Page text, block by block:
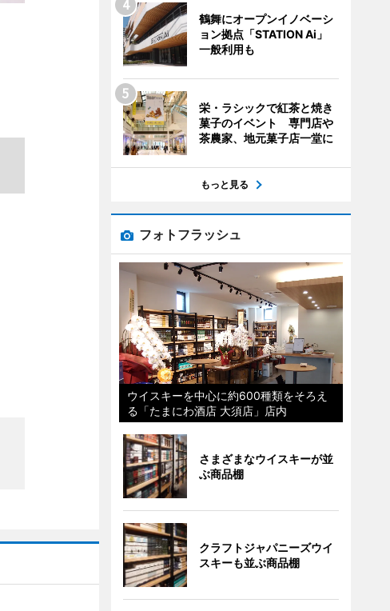
鶴舞にオープンイノベーシ
ョン拠点「STATION Ai」
一般利用も
栄・ラシックで紅茶と焼き
菓子のイベント 専門店や
茶農家、地元菓子店一堂に
もっと見る
フォトフラッシュ
ウイスキーを中心に約600種類をそろえ
る「たまにわ酒店 大須店」店内
さまざまなウイスキーが並
ぶ商品棚
クラフトジャパニーズウイ
スキーも並ぶ商品棚